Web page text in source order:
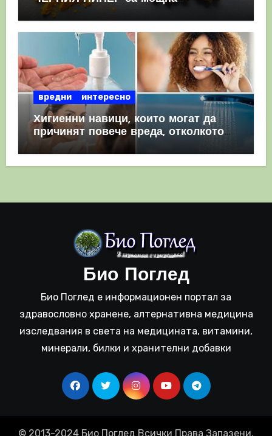
комбинация
вредни интересно
Хигиенни навици, които могат да
причинят повече вреда, отколкото
полза
Био Поглед
Био Поглед е информационен портал за
здравословно хранене, алтернативна медицина
изследвания в света на медицината, витамини,
минерали, билки и хранителни добавки
© 2013-2024 Био Поглед Всички Права Запазени.